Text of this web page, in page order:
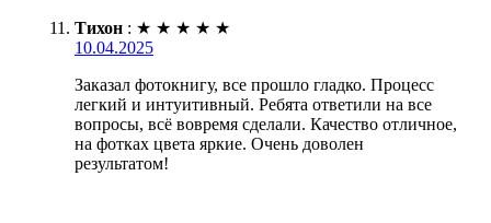
Тихон : ★ ★ ★ ★ ★
10.04.2025
Заказал фотокнигу, все прошло гладко. Процесс
легкий и интуитивный. Ребята ответили на все
вопросы, всё вовремя сделали. Качество отличное,
на фотках цвета яркие. Очень доволен
результатом!